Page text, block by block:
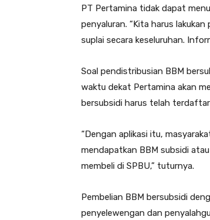
PT Pertamina tidak dapat
penyaluran. “Kita harus
suplai secara keseluruhan.
Soal pendistribusian BBM
waktu dekat Pertamina akan
bersubsidi harus telah
“Dengan aplikasi itu,
mendapatkan BBM subsidi
membeli di SPBU,” tuturnya.
Pembelian BBM bersubsidi
penyelewengan dan